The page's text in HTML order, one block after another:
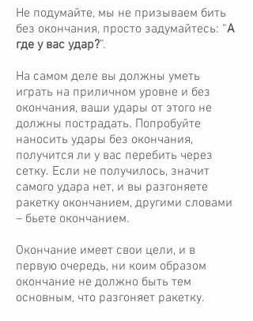
Не подумайте, мы не призываем бить
без окончания, просто задумайтесь: “А
где у вас удар?”.
На самом деле вы должны уметь
играть на приличном уровне и без
окончания, ваши удары от этого не
должны пострадать. Попробуйте
наносить удары без окончания,
получится ли у вас перебить через
сетку. Если не получилось, значит
самого удара нет, и вы разгоняете
ракетку окончанием, другими словами
– бьете окончанием.
Окончание имеет свои цели, и в
первую очередь, ни коим образом
окончание не должно быть тем
основным, что разгоняет ракетку.